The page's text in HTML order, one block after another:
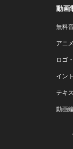
動画
無料
アニ
ロゴ
イン
テキ
動画